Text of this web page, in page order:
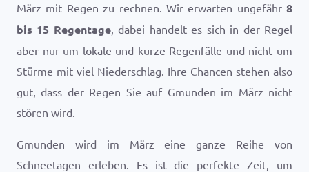
März mit Regen zu rechnen. Wir erwarten ungefähr 8
bis 15 Regentage, dabei handelt es sich in der Regel
aber nur um lokale und kurze Regenfälle und nicht um
Stürme mit viel Niederschlag. Ihre Chancen stehen also
gut, dass der Regen Sie auf Gmunden im März nicht
stören wird.
Gmunden wird im März eine ganze Reihe von
Schneetagen erleben. Es ist die perfekte Zeit, um